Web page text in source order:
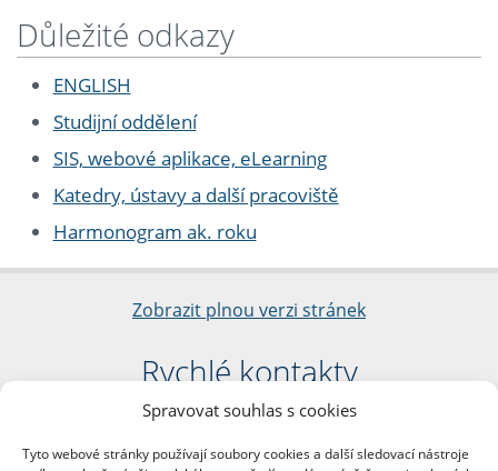
Spravovat souhlas s cookies
Tyto webové stránky používají soubory cookies a další sledovací nástroje
Důležité odkazy
ENGLISH
Studijní oddělení
SIS, webové aplikace, eLearning
Katedry, ústavy a další pracoviště
Harmonogram ak. roku
Zobrazit plnou verzi stránek
Rychlé kontakty
Filozofická fakulta
nám. Jana Palacha 1/2